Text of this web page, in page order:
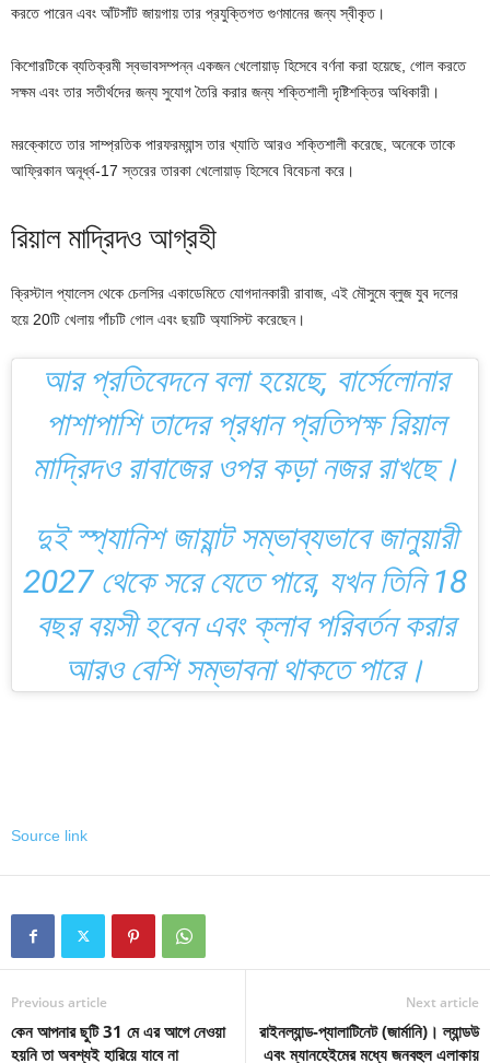
করতে পারেন এবং আঁটসাঁট জায়গায় তার প্রযুক্তিগত গুণমানের জন্য স্বীকৃত।
কিশোরটিকে ব্যতিক্রমী স্বভাবসম্পন্ন একজন খেলোয়াড় হিসেবে বর্ণনা করা হয়েছে, গোল করতে
সক্ষম এবং তার সতীর্থদের জন্য সুযোগ তৈরি করার জন্য শক্তিশালী দৃষ্টিশক্তির অধিকারী।
মরক্কোতে তার সাম্প্রতিক পারফরম্যান্স তার খ্যাতি আরও শক্তিশালী করেছে, অনেকে তাকে
আফ্রিকান অনূর্ধ্ব-17 স্তরের তারকা খেলোয়াড় হিসেবে বিবেচনা করে।
রিয়াল মাদ্রিদও আগ্রহী
ক্রিস্টাল প্যালেস থেকে চেলসির একাডেমিতে যোগদানকারী রাবাজ, এই মৌসুমে ব্লুজ যুব দলের
হয়ে 20টি খেলায় পাঁচটি গোল এবং ছয়টি অ্যাসিস্ট করেছেন।
আর প্রতিবেদনে বলা হয়েছে, বার্সেলোনার
পাশাপাশি তাদের প্রধান প্রতিপক্ষ রিয়াল
মাদ্রিদও রাবাজের ওপর কড়া নজর রাখছে।
দুই স্প্যানিশ জায়ান্ট সম্ভাব্যভাবে জানুয়ারী
2027 থেকে সরে যেতে পারে, যখন তিনি 18
বছর বয়সী হবেন এবং ক্লাব পরিবর্তন করার
আরও বেশি সম্ভাবনা থাকতে পারে।
Source link
Previous article
কেন আপনার ছুটি 31 মে এর আগে নেওয়া
হয়নি তা অবশ্যই হারিয়ে যাবে না
Next article
রাইনল্যান্ড-প্যালাটিনেট (জার্মানি)। ল্যান্ডউ
এবং ম্যানহেইমের মধ্যে জনবহুল এলাকায়